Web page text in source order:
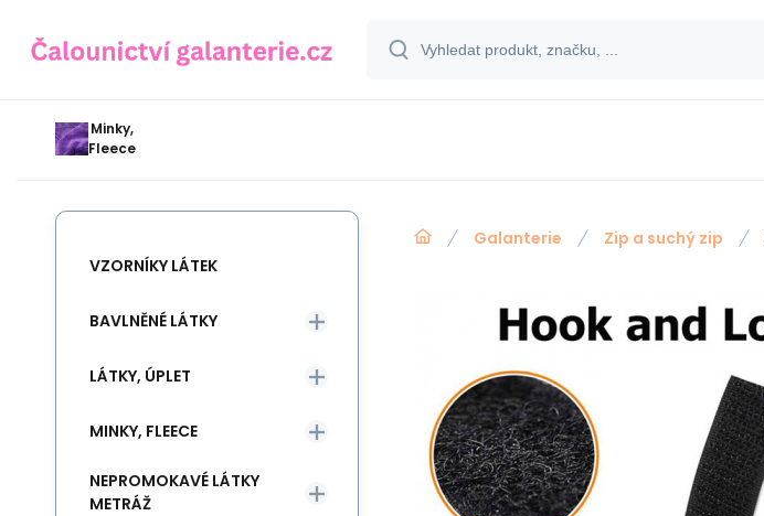
Minky,
Fleece
Galanterie Zip a suchý zip
VZORNÍKY LÁTEK
BAVLNĚNÉ LÁTKY
LÁTKY, ÚPLET
MINKY, FLEECE
NEPROMOKAVÉ LÁTKY
METRÁŽ